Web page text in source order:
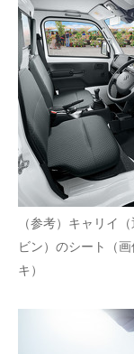
（参考）キャリイ
ビン）のシート（
キ）